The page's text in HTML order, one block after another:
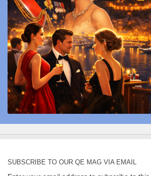
SUBSCRIBE TO OUR QE MAG VIA EMAIL